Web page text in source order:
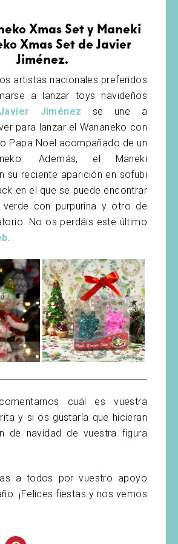
Xmas Set y Maneki
Xmas Set de Javier
Jiménez.
artistas nacionales preferidos
a lanzar toys navideños
Javier Jiménez se une a
para lanzar el Wananeko con
Papa Noel acompañado de un
Además, el Maneki
su reciente aparición en sofubi
en el que se puede encontrar
con purpurina y otro de
No os perdáis este último
cuál es vuestra
y si os gustaría que hicieran
de navidad de vuestra figura
a todos por vuestro apoyo
¡Felices fiestas y nos vemos